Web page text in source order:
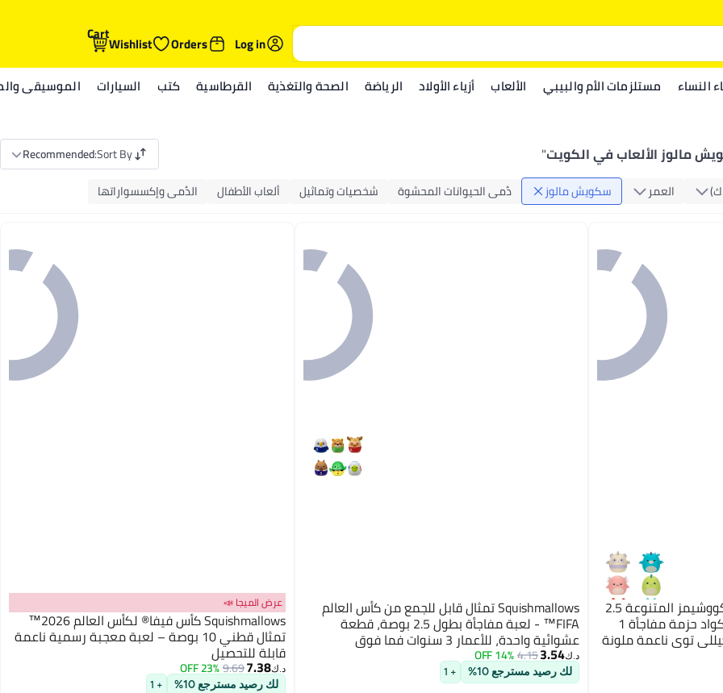
Log in
Orders
Wishlist
Cart
النساء مستلزمات الأم والبيبي الألعاب أزياء الأولاد الرياضة الصحة والتغذية القرطاسية كتب السيارات الموسيقى
مالوز الألعاب في الكويت"
Sort By
:
Recommended
العمر سكويش مالوز دُمى الحيوانات المحشوة شخصيات وتماثيل ألعاب الأطفال الدُمى وإكسسواراتها
Squishmallows مجموعة سكووشيمز المتنوعة 2.5
بوصة الأصدقاء وفانتاسي سكواد حزمة مفاجأة 1
توي ناعمة ملونة
للغسل لعبة قابلة
Squishmallows تمثال قابل للجمع من كأس العالم
FIFA™ - لعبة مفاجأة بطول 2.5 بوصة، قطعة
عشوائية واحدة، للأعمار 3 سنوات فما فوق
د.ك‏3.54
4.15
14% OFF
لك رصيد مسترجع 10% + 1
عرض الميجا 📣
Squishmallows كأس فيفا® لكأس العالم 2026™
تمثال قطني 10 بوصة – لعبة معجبة رسمية ناعمة
قابلة للتحصيل
د.ك‏7.38
9.69
23% OFF
لك رصيد مسترجع 10% + 1